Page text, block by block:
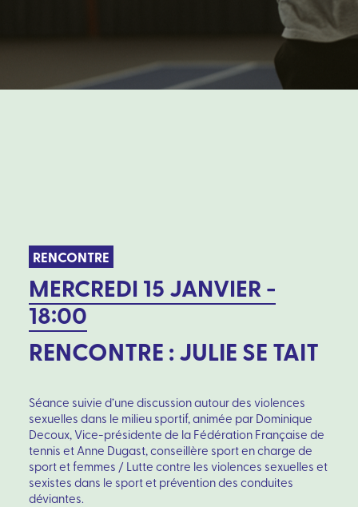
RENCONTRE
MERCREDI 15 JANVIER -
18:00
RENCONTRE : JULIE SE TAIT
Séance suivie d’une discussion autour des violences
sexuelles dans le milieu sportif, animée par Dominique
Decoux, Vice-présidente de la Fédération Française de
tennis et Anne Dugast, conseillère sport en charge de
sport et femmes / Lutte contre les violences sexuelles et
sexistes dans le sport et prévention des conduites
déviantes.